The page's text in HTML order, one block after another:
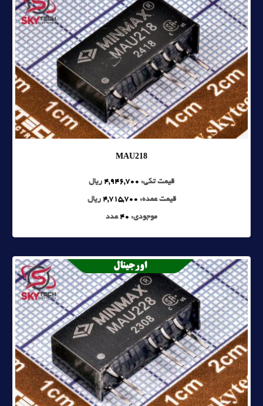
MAU218
قیمت تکی: 4,946,700 ریال
قیمت عمده: 4,715,700 ریال
موجودی: 40 عدد